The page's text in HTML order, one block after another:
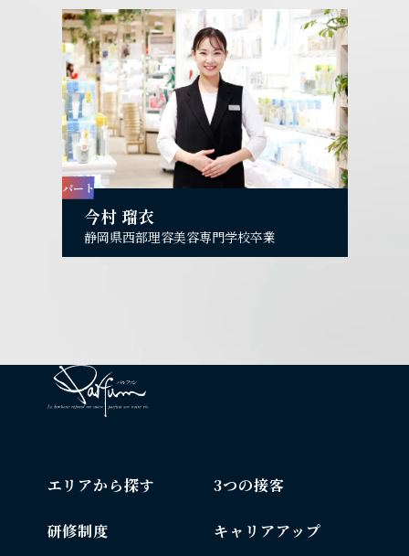
パート
今村 瑠衣
静岡県西部理容美容専門学校卒業
エリアから探す
キャリアアップ
3つの接客
研修制度